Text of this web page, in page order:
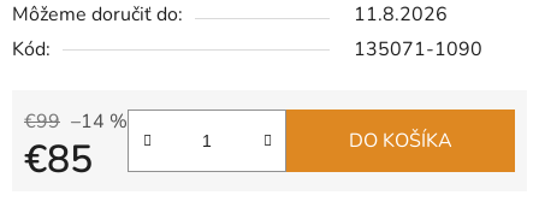
Môžeme doručiť do:
11.8.2026
Kód:
135071-1090
€99 –14 %
€85 DO KOŠÍKA